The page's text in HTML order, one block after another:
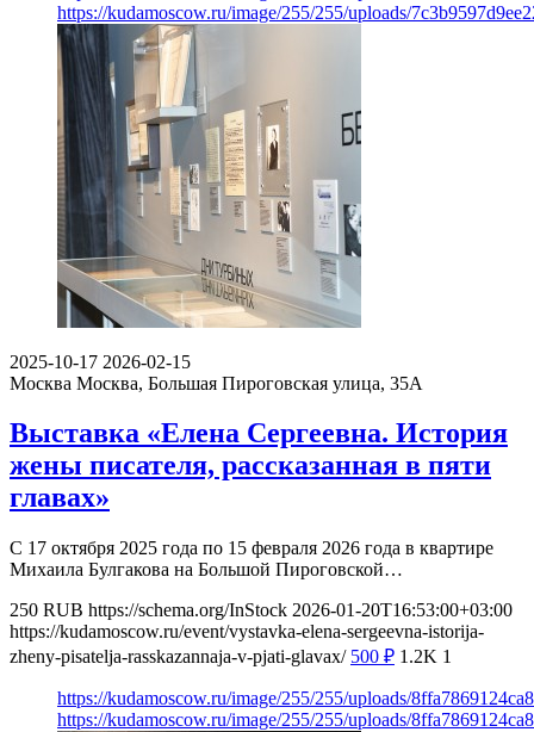
https://kudamoscow.ru/image/255/255/uploads/
2025-10-17 2026-02-15
Москва Москва, Большая Пироговская улица, 35А
Выставка «Елена Сергеевна. История
жены писателя, рассказанная в пяти
главах»
С 17 октября 2025 года по 15 февраля 2026 года в квартире
Михаила Булгакова на Большой Пироговской…
250 RUB https://schema.org/InStock 2026-01-20T16:53:00+03:00
https://kudamoscow.ru/event/vystavka-elena-sergeevna-istorija-
zheny-pisatelja-rasskazannaja-v-pjati-glavax/ 500 ₽ 1.2K 1
https://kudamoscow.ru/image/255/255/uploads/
https://kudamoscow.ru/image/255/255/uploads/